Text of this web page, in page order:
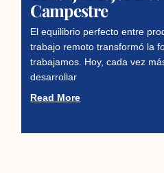
Campestre
El equilibrio perfecto entre
trabajo remoto transformó la
trabajamos. Hoy, cada vez
desarrollar
Read More